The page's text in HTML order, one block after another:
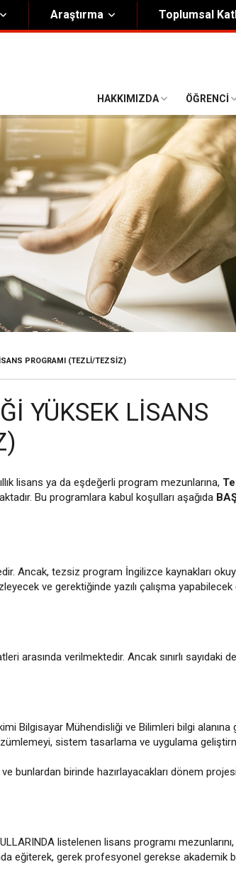
Şeması
Stratejik Plan
Eğiticinin Eğitimi
Bilgi Güvenliği
Politikalar
Araştırma Toplumsal
HAKKIMIZDA ÖĞRENCI
PROGRAMI (TEZLI/TEZSIZ)
YÜKSEK LISANS
lisans ya da eşdeğerli program mezunlarına,
Bu programlara kabul koşulları aşağıda
Ancak, tezsiz program İngilizce kaynakları
ve gerektiğinde yazılı çalışma yapabilecek
arasında verilmektedir. Ancak sınırlı sayıdaki
Bilgisayar Mühendisliği ve Bilimleri bilgi alanına
sistem tasarlama ve uygulama
bunlardan birinde hazırlayacakları dönem
listelenen lisans programı mezunlarını,
eğiterek, gerek profesyonel gerekse akademik